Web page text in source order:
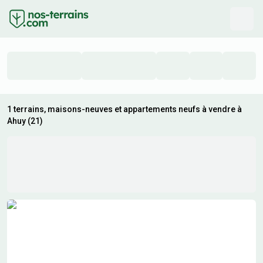
1 terrains, maisons-neuves et appartements neufs à vendre à
Ahuy (21)
Résultats de recherche